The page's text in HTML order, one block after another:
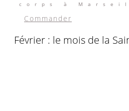
corps à
Commander
Février : le mois de la